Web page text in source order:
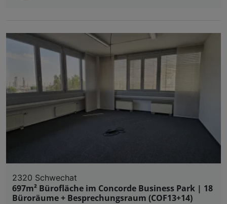
2320 Schwechat
697m² Bürofläche im Concorde Business Park | 18
Büroräume + Besprechungsraum (COF13+14)